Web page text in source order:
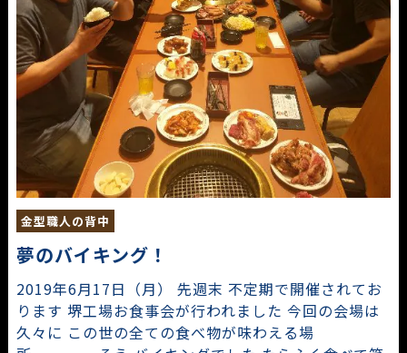
金型職人の背中
夢のバイキング！
2019年6月17日（月） 先週末 不定期で開催されてお
ります 堺工場お食事会が行われました 今回の会場は
久々に この世の全ての食べ物が味わえる場